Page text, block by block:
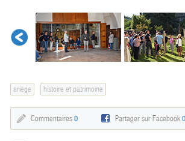
ariège histoire et patrimoine
Commentaires 0 Partager sur Facebook0